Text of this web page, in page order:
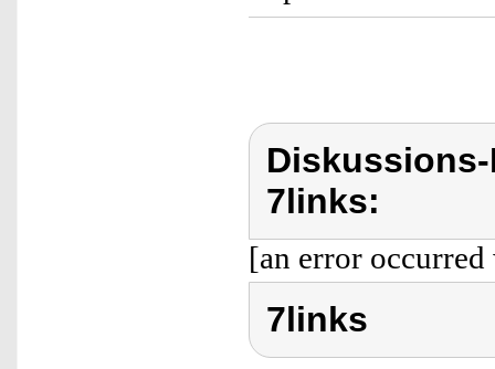
7links:
[an error
7links